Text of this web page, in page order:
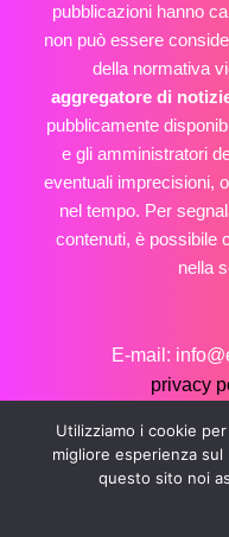
pubblicazioni hanno
non può essere
della normativa
aggregatore di
pubblicamente
e gli amministratori
eventuali imprecisioni,
nel tempo. Per
contenuti, è possibile
nella
E-mail:
privacy
Utilizziamo i cookie
migliore esperienza
questo sito noi